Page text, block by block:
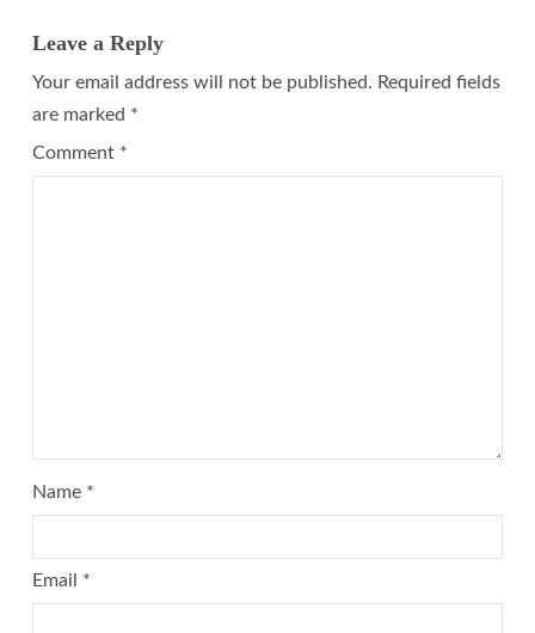
Leave a Reply
Your email address will not be published. Required fields
are marked *
Comment *
Name *
Email *